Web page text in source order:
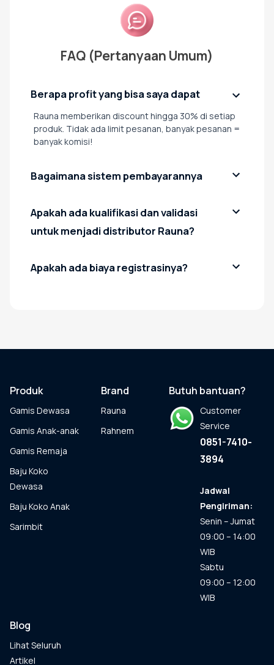
FAQ (Pertanyaan Umum)
Berapa profit yang bisa saya dapat
Rauna memberikan discount hingga 30% di setiap
produk. Tidak ada limit pesanan, banyak pesanan =
banyak komisi!
Bagaimana sistem pembayarannya
Apakah ada kualifikasi dan validasi
untuk menjadi distributor Rauna?
Apakah ada biaya registrasinya?
Produk
Gamis Dewasa
Gamis Anak-anak
Gamis Remaja
Baju Koko
Dewasa
Baju Koko Anak
Sarimbit
Brand
Rauna
Rahnem
Butuh bantuan?
Customer
Service
0851-7410-
3894
Jadwal
Pengiriman:
Senin – Jumat
09:00 – 14:00
WIB
Sabtu
09:00 – 12:00
WIB
Blog
Lihat Seluruh
Artikel